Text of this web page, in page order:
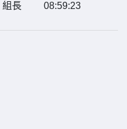
組長
08:59:23